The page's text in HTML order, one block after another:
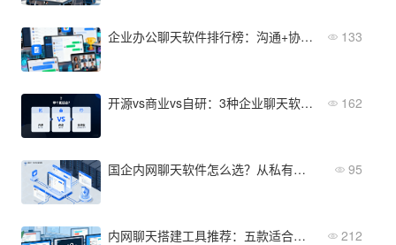
企业办公聊天软件排行榜：沟通+协作一体化 133
开源vs商业vs自研：3种企业聊天软件对比，哪个更适合？ 162
国企内网聊天软件怎么选？从私有化部署看这5款 95
内网聊天搭建工具推荐：五款适合企业的开源方案对比 212